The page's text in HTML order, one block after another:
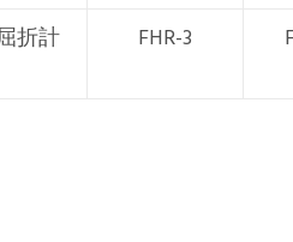
折計 FHR-3